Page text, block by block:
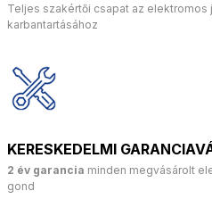
Teljes szakértői csapat az elektromos
karbantartásához
KERESKEDELMI
2 év garancia minden megvásárolt
gond